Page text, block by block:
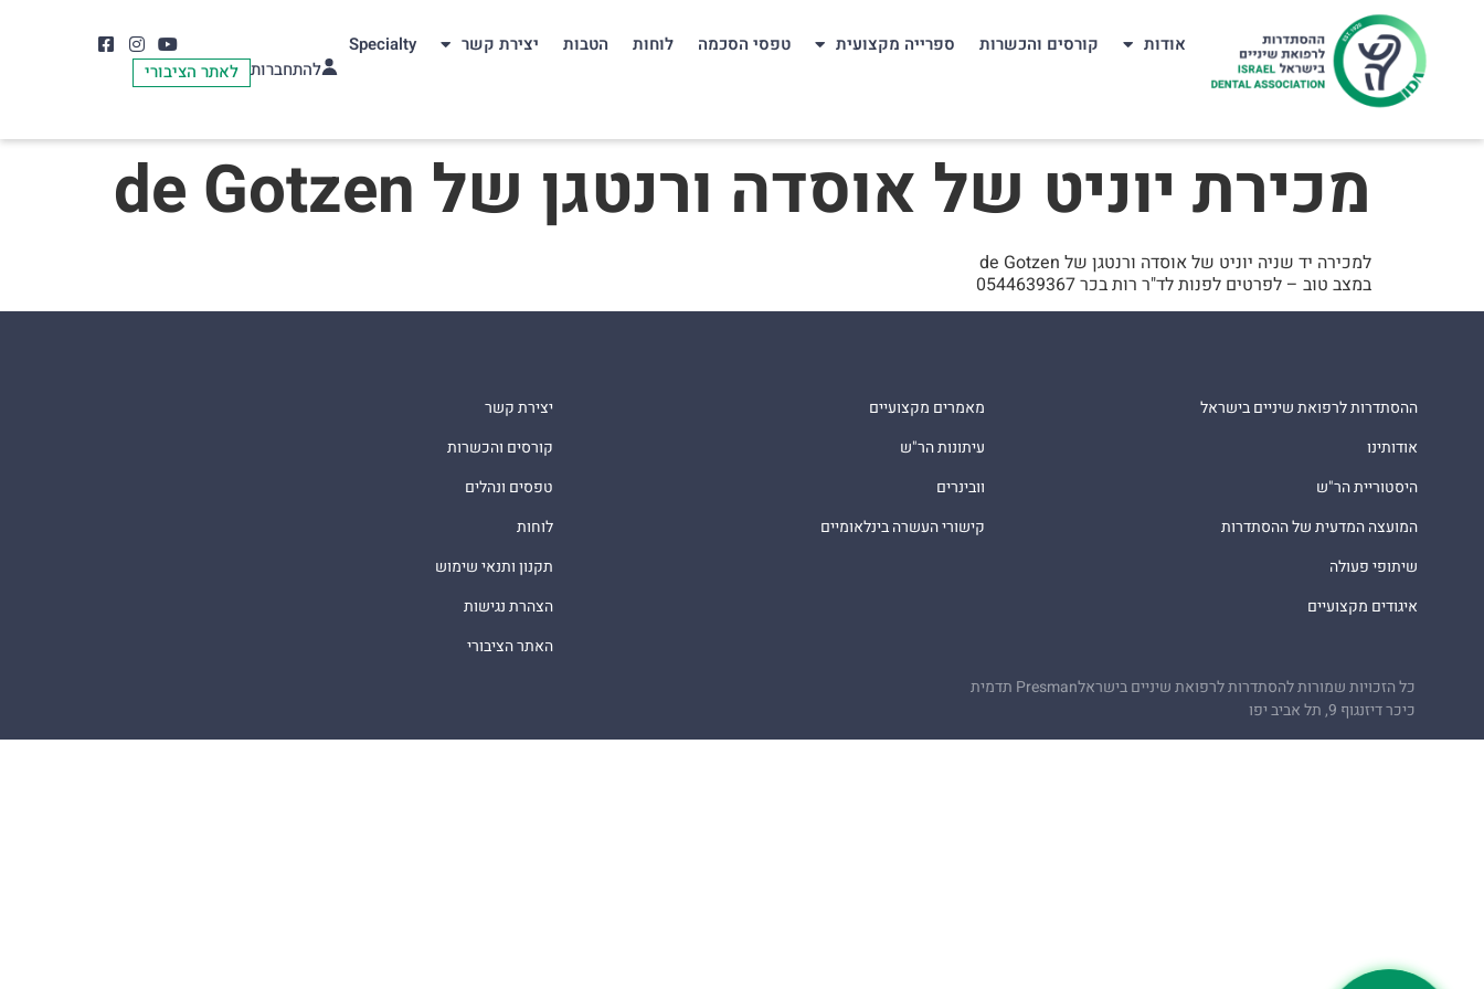
אודות קורסים והכשרות ספרייה מקצועית טפסי הסכמה לוחות הטבות יצירת קשר
Specialty
להתחברות לאתר הציבורי
מכירת יוניט של אוסדה ורנטגן של de Gotzen
למכירה יד שניה יוניט של אוסדה ורנטגן של de Gotzen
במצב טוב – לפרטים לפנות לד"ר רות בכר 0544639367
ההסתדרות לרפואת שיניים בישראל
אודותינו
היסטוריית הר"ש
המועצה המדעית של ההסתדרות
שיתופי פעולה
איגודים מקצועיים
מאמרים מקצועיים
עיתונות הר"ש
וובינרים
קישורי העשרה בינלאומיים
יצירת קשר
קורסים והכשרות
טפסים ונהלים
לוחות
תקנון ותנאי שימוש
הצהרת נגישות
האתר הציבורי
כל הזכויות שמורות להסתדרות לרפואת שיניים בישראל
כיכר דיזנגוף 9, תל אביב יפו
Presman תדמית